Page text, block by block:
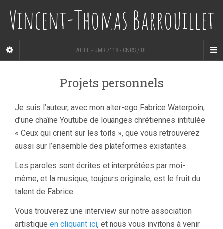
Vincent-Thomas Barrouillet
ATILF - UMR 7118 - CNRS / UL
Projets personnels
Je suis l’auteur, avec mon alter-ego Fabrice Waterpoin,
d’une chaîne Youtube de louanges chrétiennes intitulée
« Ceux qui crient sur les toits », que vous retrouverez
aussi sur l’ensemble des plateformes existantes.
Les paroles sont écrites et interprétées par moi-
même, et la musique, toujours originale, est le fruit du
talent de Fabrice.
Vous trouverez une interview sur notre association
artistique en cliquant ici, et nous vous invitons à venir